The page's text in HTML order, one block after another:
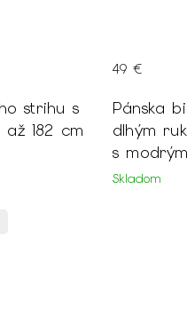
klasického strihu s
výšku 176 až 182 cm